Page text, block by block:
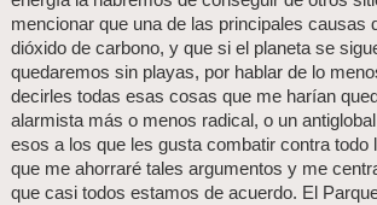
mencionar que una de las principales causas
dióxido de carbono, y que si el planeta se
quedaremos sin playas, por hablar de lo
decirles todas esas cosas que me harían
alarmista más o menos radical, o un
esos a los que les gusta combatir contra todo
que me ahorraré tales argumentos y me
que casi todos estamos de acuerdo. El